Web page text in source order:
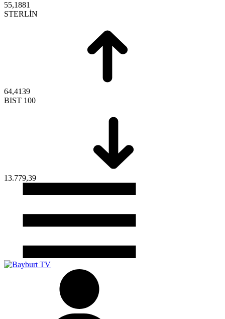
55,1881
STERLİN
64,4139
BIST 100
13.779,39